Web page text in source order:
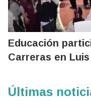
Educación
Carreras en
Últimas